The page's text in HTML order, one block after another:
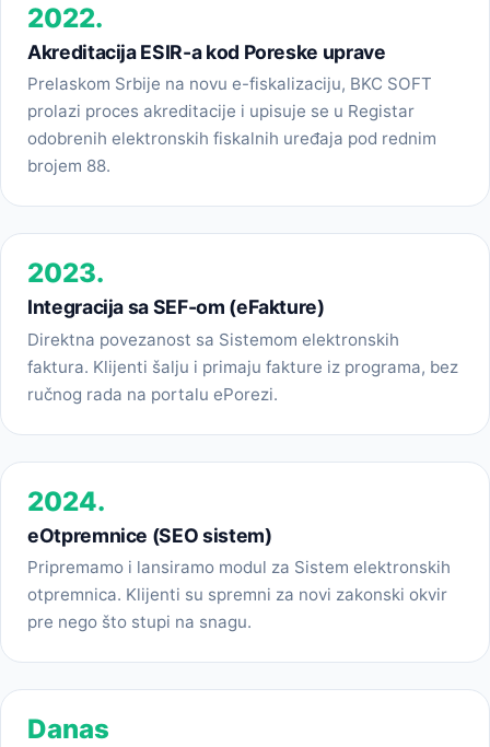
2022.
Akreditacija ESIR-a kod Poreske uprave
Prelaskom Srbije na novu e-fiskalizaciju, BKC SOFT
prolazi proces akreditacije i upisuje se u Registar
odobrenih elektronskih fiskalnih uređaja pod rednim
brojem 88.
2023.
Integracija sa SEF-om (eFakture)
Direktna povezanost sa Sistemom elektronskih
faktura. Klijenti šalju i primaju fakture iz programa, bez
ručnog rada na portalu ePorezi.
2024.
eOtpremnice (SEO sistem)
Pripremamo i lansiramo modul za Sistem elektronskih
otpremnica. Klijenti su spremni za novi zakonski okvir
pre nego što stupi na snagu.
Danas